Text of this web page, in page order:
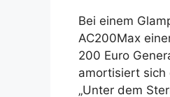
Bei einem
AC200Max
200 Euro
amortisiert sich
„Unter dem